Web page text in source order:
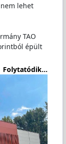
lehet
TAO
épült
Folytatódik...